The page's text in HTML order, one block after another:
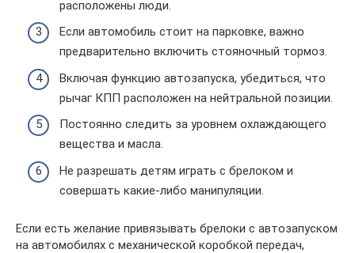
расположены люди.
Если автомобиль стоит на парковке, важно
предварительно включить стояночный тормоз.
Включая функцию автозапуска, убедиться, что
рычаг КПП расположен на нейтральной позиции.
Постоянно следить за уровнем охлаждающего
вещества и масла.
Не разрешать детям играть с брелоком и
совершать какие-либо манипуляции.
Если есть желание привязывать брелоки с автозапуском
на автомобилях с механической коробкой передач,